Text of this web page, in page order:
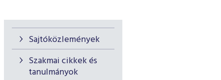
Sajtóközlemények
Szakmai cikkek és
tanulmányok